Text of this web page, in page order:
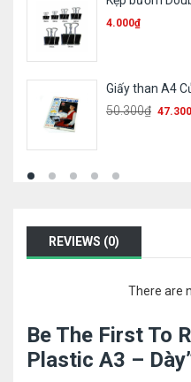
1.700
Sổ 360 card
78.600₫
REVIEWS (0)
There are
Be The First To
Plastic A3 –